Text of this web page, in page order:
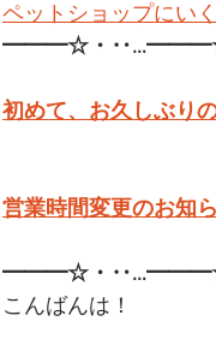
ペットショップにい
━━━☆・
初めて、お久しぶり
営業時間変更のお知
━━━☆・
こんばんは！